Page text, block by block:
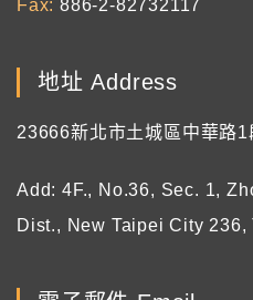
Fax 886-2-82732117
地址 Address
23666新北市土城區中華路
Add: 4F., No.36, Sec. 1,
Dist., New Taipei City 236,